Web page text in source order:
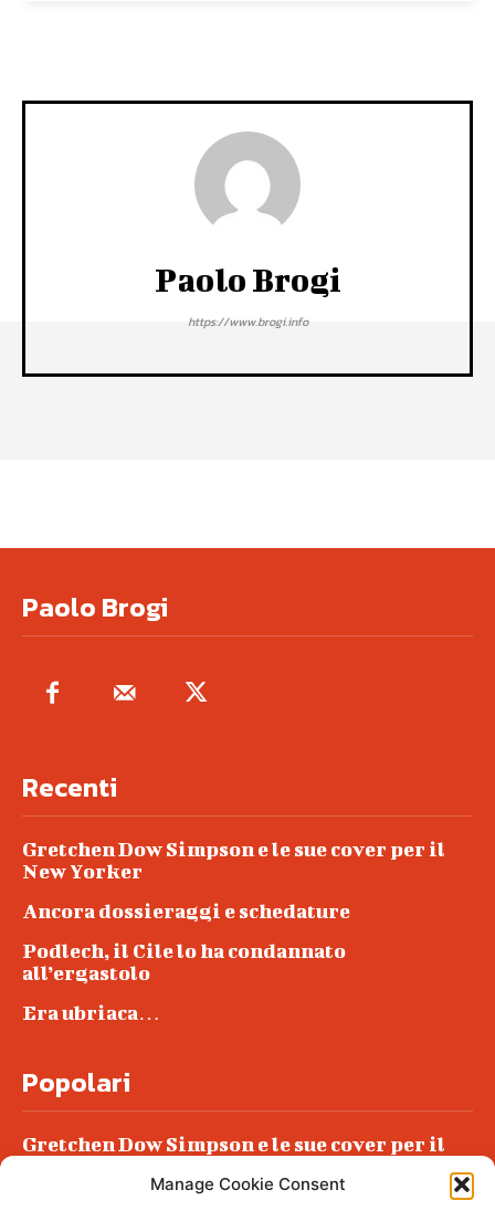
Manage Cookie Consent
Paolo Brogi
https://www.brogi.info
Paolo Brogi
Recenti
Gretchen Dow Simpson e le sue cover per il
New Yorker
Ancora dossieraggi e schedature
Podlech, il Cile lo ha condannato
all’ergastolo
Era ubriaca…
Popolari
Gretchen Dow Simpson e le sue cover per il